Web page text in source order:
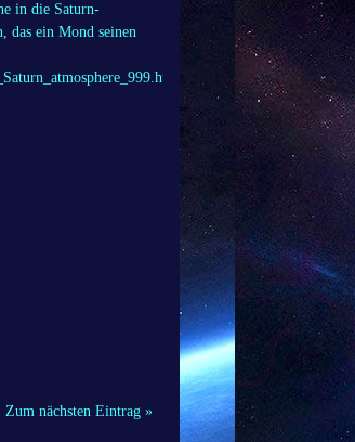
in die Saturn-
das ein Mond seinen
Zum nächsten Eintrag »